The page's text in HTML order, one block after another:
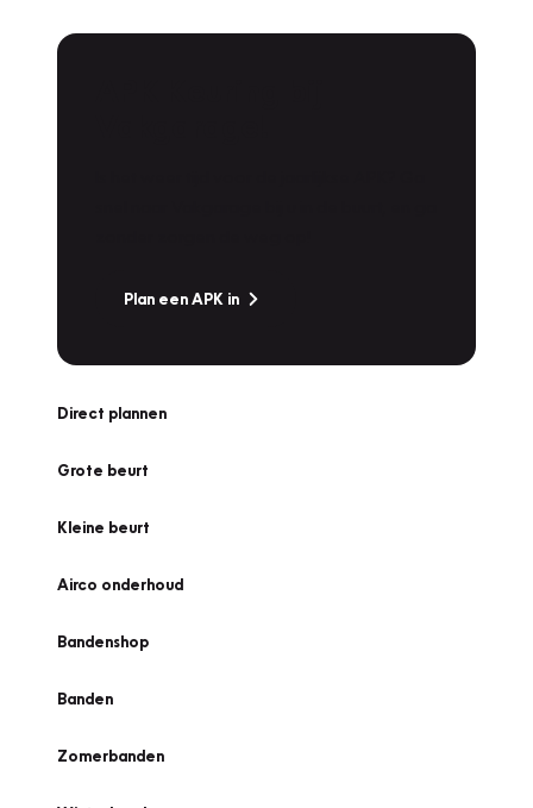
Plan een APK in
Direct plannen
Grote beurt
Kleine beurt
Airco onderhoud
Bandenshop
Banden
Zomerbanden